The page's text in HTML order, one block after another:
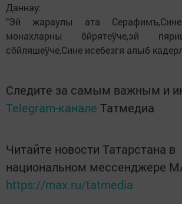
Даннау:
"Эй жараулы ата
монахларны öйрятеӱче,эй
сöйляшеӱче,Сине исебезгя алыб
Следите за самым важным и
Telegram-канале Татмедиа
Читайте новости Татарстана в
национальном мессенджере
https://max.ru/tatmedia